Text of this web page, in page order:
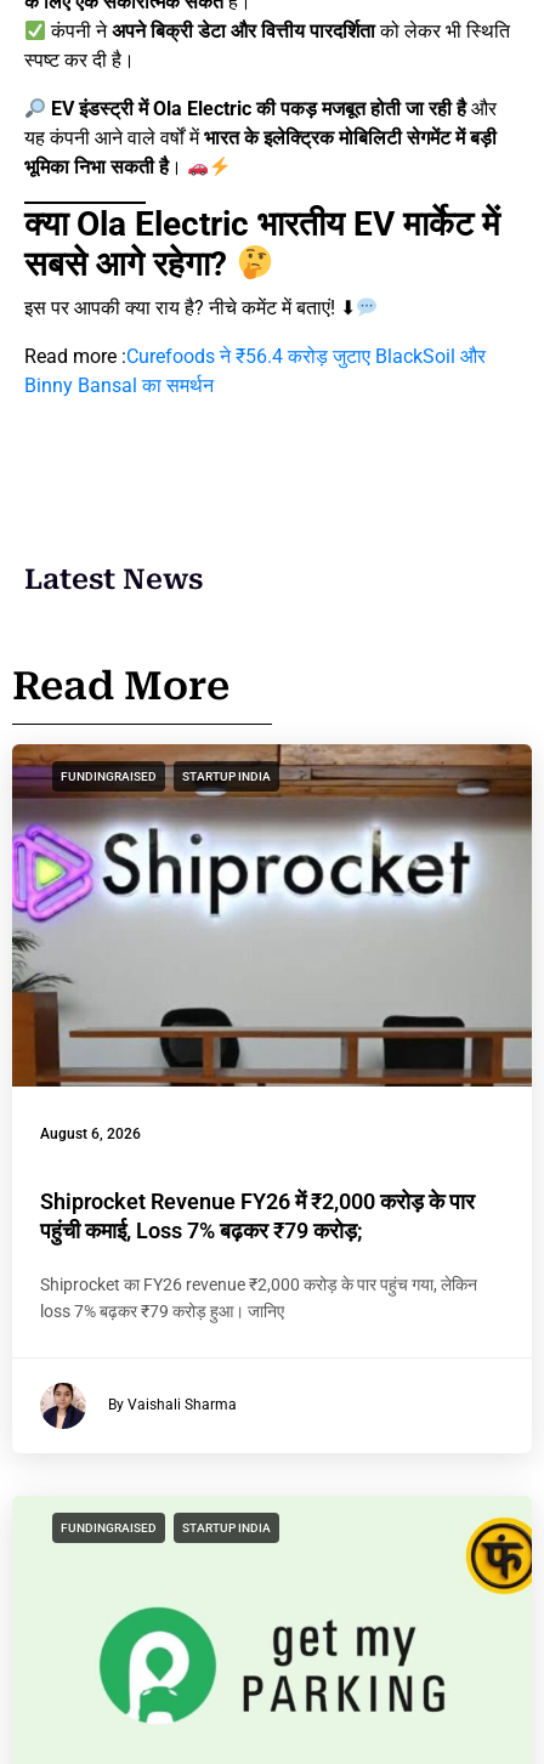
कंपनी नेअपने बिक्री डेटा और वित्तीय पारदर्शिताको लेकर भी स्थिति
स्पष्ट कर दी है।
EV इंडस्ट्री में Ola Electric की पकड़ मजबूत होती जा रही हैऔर
यह कंपनी आने वाले वर्षों मेंभारत के इलेक्ट्रिक मोबिलिटी सेगमेंट में बड़ी
भूमिका निभा सकती है।
क्या Ola Electric भारतीय EV मार्केट में
सबसे आगे रहेगा?
इस पर आपकी क्या राय है? नीचे कमेंट में बताएं! ⬇
Read more :Curefoods ने ₹56.4 करोड़ जुटाए BlackSoil और
Binny Bansal का समर्थन
Latest News
Read More
FUNDINGRAISED STARTUP INDIA
August 6, 2026
Shiprocket Revenue FY26 में ₹2,000 करोड़ के पार
पहुंची कमाई, Loss 7% बढ़कर ₹79 करोड़;
Shiprocket का FY26 revenue ₹2,000 करोड़ के पार पहुंच गया, लेकिन
loss 7% बढ़कर ₹79 करोड़ हुआ। जानिए
By Vaishali Sharma
FUNDINGRAISED STARTUP INDIA